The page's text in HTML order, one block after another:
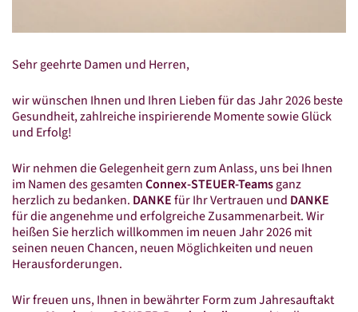
Lohn­buch­haltung
Jahres­abschluss
Steuer­erklärung
Steuer­berater­wechsel
Connex Online-Portal
Online-Lohnscheine
Online-Kassenbuch
Connex Mobile Reports
Digitale Steuerakte
Sehr geehrte Damen und Herren,
wir wünschen Ihnen und Ihren Lieben für das Jahr 2026 beste
Gesundheit, zahlreiche inspirierende Momente sowie Glück
und Erfolg!
Wir nehmen die Gelegenheit gern zum Anlass, uns bei Ihnen
im Namen des gesamtenConnex-STEUER-Teamsganz
herzlich zu bedanken. DANKEfür Ihr Vertrauen und DANKE
für die angenehme und erfolgreiche Zusammenarbeit. Wir
heißen Sie herzlich willkommen im neuen Jahr 2026 mit
seinen neuen Chancen, neuen Möglichkeiten und neuen
Herausforderungen.
Wir freuen uns, Ihnen in bewährter Form zum Jahresauftakt